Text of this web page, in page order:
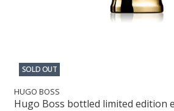
SOLD OUT
HUGO BOSS
Hugo Boss bottled limited edition